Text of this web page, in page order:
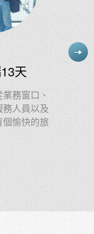
您整理每位參團
上的參考，更能